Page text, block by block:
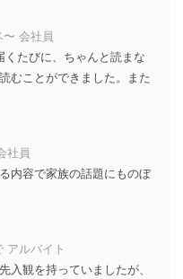
ユーザー制御機能（ユ
より、個人情報データ
ステムを使用する従業
止
のオペレーティング
持しています。
等にセキュリティ対策
動更新 機能等の活用
しています。
等の防止
の含まれるファイルを
〜 会社員
たびに、ちゃんと読まな
むことができました。また
社員
内容で家族の話題にものぼ
アルバイト
入観を持っていましたが、